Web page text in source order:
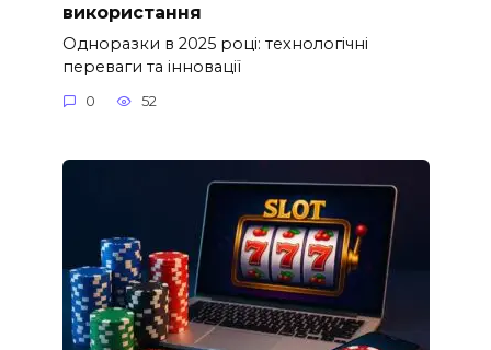
використання
Одноразки в 2025 році: технологічні
переваги та інновації
0 52